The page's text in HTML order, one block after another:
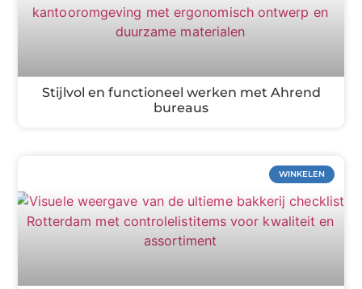
Stijlvol en functioneel werken met Ahrend
bureaus
WINKELEN